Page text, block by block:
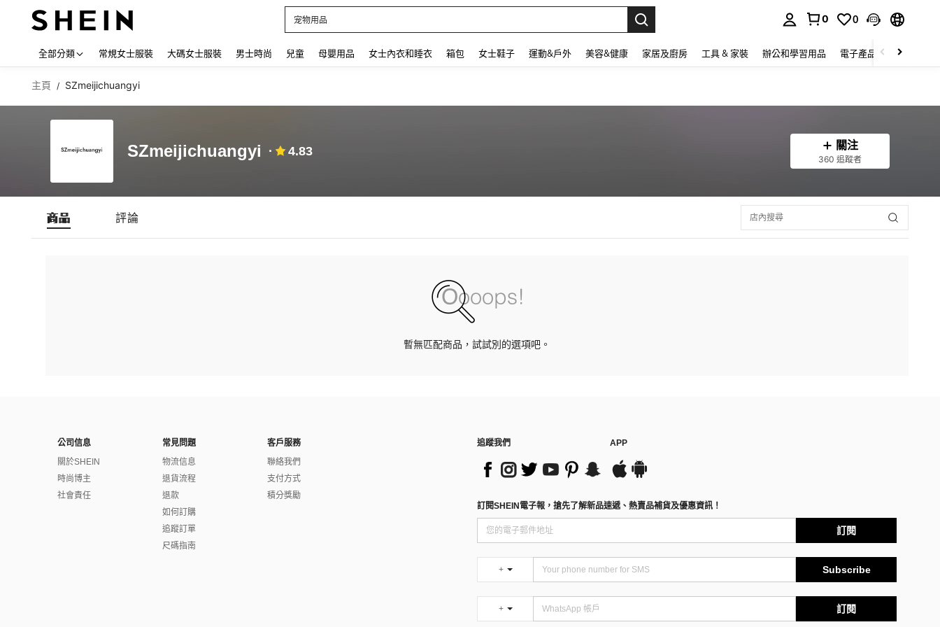
宠物用品
0 0
全部分類 常規女士服裝 大碼女士服裝 男士時尚 兒童 母嬰用品 女士內衣和睡衣 箱包 女士鞋子 運動&戶外 美容&健康 家居及廚房 工具 & 家裝 辦公和學習用品 電子產品 玩具
主頁 / SZmeijichuangyi
SZmeijichuangyi 4.83 關注
360 追蹤者
商品 評論
暫無匹配商品，試試別的選項吧。
公司信息
關於SHEIN
時尚博主
社會責任
常見問題
物流信息
退貨流程
退款
如何訂購
追蹤訂單
尺碼指南
客戶服務
聯絡我們
支付方式
積分獎勵
追蹤我們 APP
訂閱SHEIN電子報，搶先了解新品速遞、熱賣品補貨及優惠資訊！
訂閱
+ Subscribe
+ 訂閱